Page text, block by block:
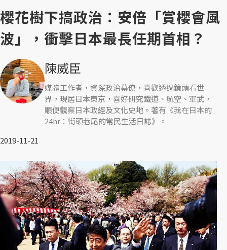
櫻花樹下搞政治：安倍「賞櫻會風
波」，衝擊日本最長任期首相？
陳威臣
媒體工作者，資深政治幕僚，喜歡透過鏡頭看世
界，現居日本東京，喜好研究鐵道、航空、軍武，
順便觀察日本政經及文化史地。著有《我在日本的
24hr：街頭巷尾的常民生活日誌》。
2019-11-21